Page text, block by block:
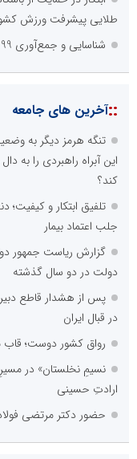
طلایی پیشرفت ورزش
شناسایی و جمع‌آوری 699 ماینر غیرمجاز در استان تهران
::آخرین های جامعه
تنگه هرمز دیگر به
این آبراه راهبردی را به
کند؟
تلفیق ابتکار و کیفیت؛
جلب اعتماد بیمار
گزارش ریاست جمهور
دولت در دو سال گذشته
پس از هشدار قاطع
در قبال ایران
رواق کشور دوست؛ قاب
نسیمِ نخلستان» در مسیرِ
ارادتِ حسینی
حضور دکتر مرتضی